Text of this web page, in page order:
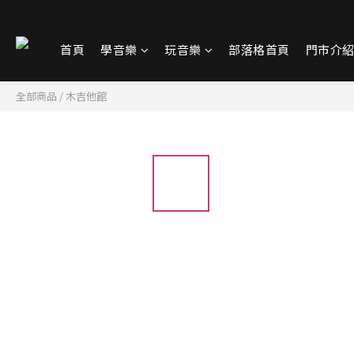
首頁 學音樂 玩音樂 部落格首頁 門市介紹
全部商品 /木吉他館